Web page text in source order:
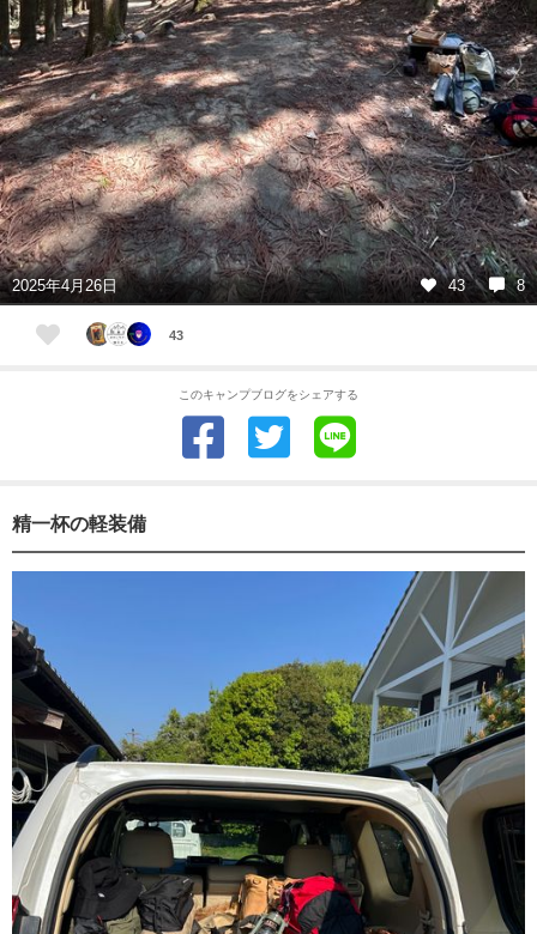
2025年4月26日 43 8
43
このキャンプブログをシェアする
精一杯の軽装備